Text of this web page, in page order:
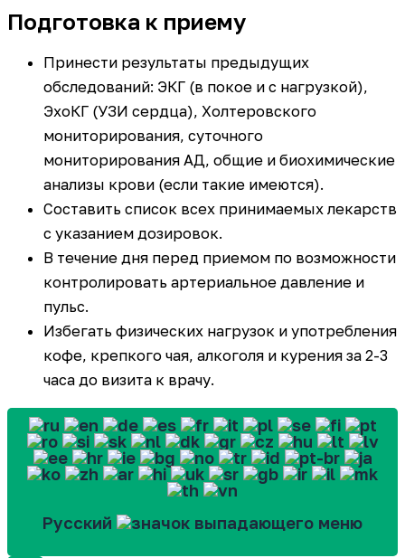
Подготовка к приему
Принести результаты предыдущих
обследований: ЭКГ (в покое и с нагрузкой),
ЭхоКГ (УЗИ сердца), Холтеровского
мониторирования, суточного
мониторирования АД, общие и биохимические
анализы крови (если такие имеются).
Составить список всех принимаемых лекарств
с указанием дозировок.
В течение дня перед приемом по возможности
контролировать артериальное давление и
пульс.
Избегать физических нагрузок и употребления
кофе, крепкого чая, алкоголя и курения за 2-3
часа до визита к врачу.
Русский